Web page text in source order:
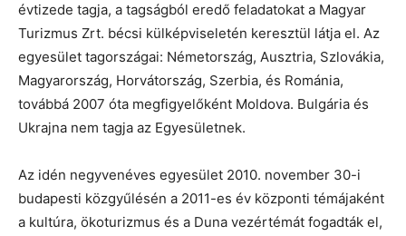
évtizede tagja, a tagságból eredő feladatokat a Magyar
Turizmus Zrt. bécsi külképviseletén keresztül látja el. Az
egyesület tagországai: Németország, Ausztria, Szlovákia,
Magyarország, Horvátország, Szerbia, és Románia,
továbbá 2007 óta megfigyelőként Moldova. Bulgária és
Ukrajna nem tagja az Egyesületnek.
Az idén negyvenéves egyesület 2010. november 30-i
budapesti közgyűlésén a 2011-es év központi témájaként
a kultúra, ökoturizmus és a Duna vezértémát fogadták el,